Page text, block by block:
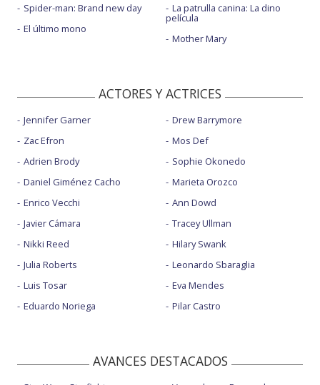
Spider-man: Brand new day
El último mono
La patrulla canina: La dino
película
Mother Mary
ACTORES Y ACTRICES
Jennifer Garner
Zac Efron
Adrien Brody
Daniel Giménez Cacho
Enrico Vecchi
Javier Cámara
Nikki Reed
Julia Roberts
Luis Tosar
Eduardo Noriega
Drew Barrymore
Mos Def
Sophie Okonedo
Marieta Orozco
Ann Dowd
Tracey Ullman
Hilary Swank
Leonardo Sbaraglia
Eva Mendes
Pilar Castro
AVANCES DESTACADOS